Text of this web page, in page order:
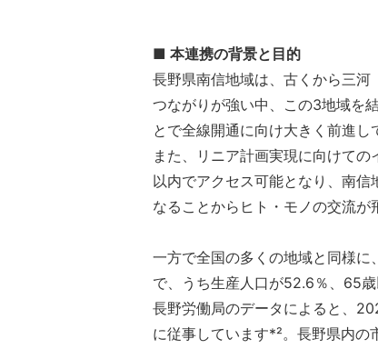
■ 本連携の背景と目的
長野県南信地域は、古くから三
つながりが強い中、この3地域を
とで全線開通に向け大きく前進し
また、リニア計画実現に向けて
以内でアクセス可能となり、南
なることからヒト・モノの交流が
一方で全国の多くの地域と同様
で、うち生産人口が52.6％、65
長野労働局のデータによると、
に従事しています*²。長野県内